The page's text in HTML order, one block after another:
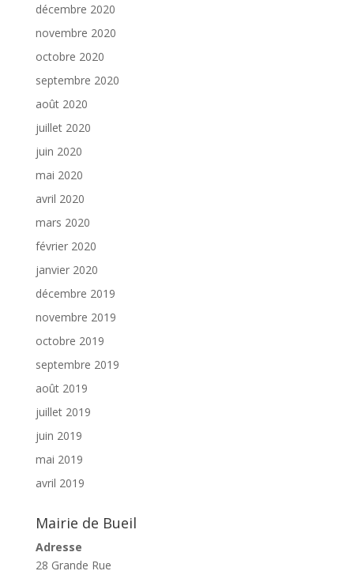
décembre 2020
novembre 2020
octobre 2020
septembre 2020
août 2020
juillet 2020
juin 2020
mai 2020
avril 2020
mars 2020
février 2020
janvier 2020
décembre 2019
novembre 2019
octobre 2019
septembre 2019
août 2019
juillet 2019
juin 2019
mai 2019
avril 2019
Mairie de Bueil
Adresse
28 Grande Rue